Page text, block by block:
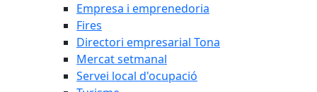
Empresa i emprenedoria
Fires
Directori empresarial Tona
Mercat setmanal
Servei local d'ocupació